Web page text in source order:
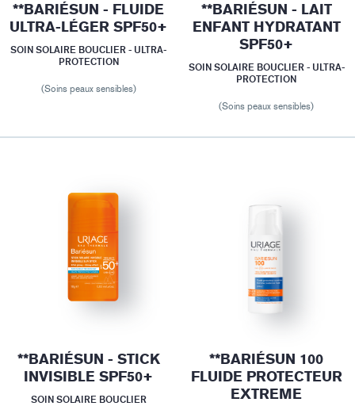
**BARIÉSUN - FLUIDE
ULTRA-LÉGER SPF50+
SOIN SOLAIRE BOUCLIER - ULTRA-
PROTECTION
(Soins peaux sensibles)
**BARIÉSUN - LAIT
ENFANT HYDRATANT
SPF50+
SOIN SOLAIRE BOUCLIER - ULTRA-
PROTECTION
(Soins peaux sensibles)
**BARIÉSUN - STICK
INVISIBLE SPF50+
SOIN SOLAIRE BOUCLIER
**BARIÉSUN 100
FLUIDE PROTECTEUR
EXTREME